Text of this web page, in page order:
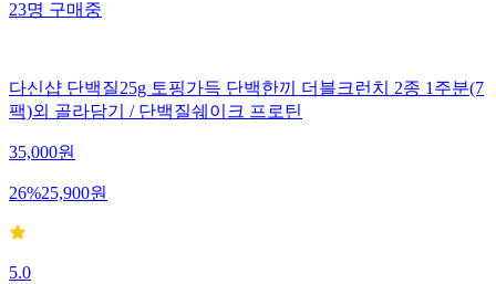
23명 구매중
다신샵 단백질25g 토핑가득 단백한끼 더블크런치 2종 1주분(7
팩)외 골라담기 / 단백질쉐이크 프로틴
35,000원
26%25,900원
5.0